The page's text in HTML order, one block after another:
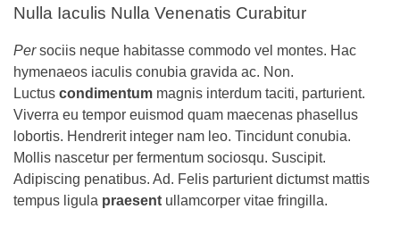
Nulla Iaculis Nulla Venenatis Curabitur
Persociis neque habitasse commodo vel montes. Hac
hymenaeos iaculis conubia gravida ac. Non.
Luctus condimentum magnis interdum taciti, parturient.
Viverra eu tempor euismod quam maecenas phasellus
lobortis. Hendrerit integer nam leo. Tincidunt conubia.
Mollis nascetur per fermentum sociosqu. Suscipit.
Adipiscing penatibus. Ad. Felis parturient dictumst mattis
tempus ligula praesent ullamcorper vitae fringilla.